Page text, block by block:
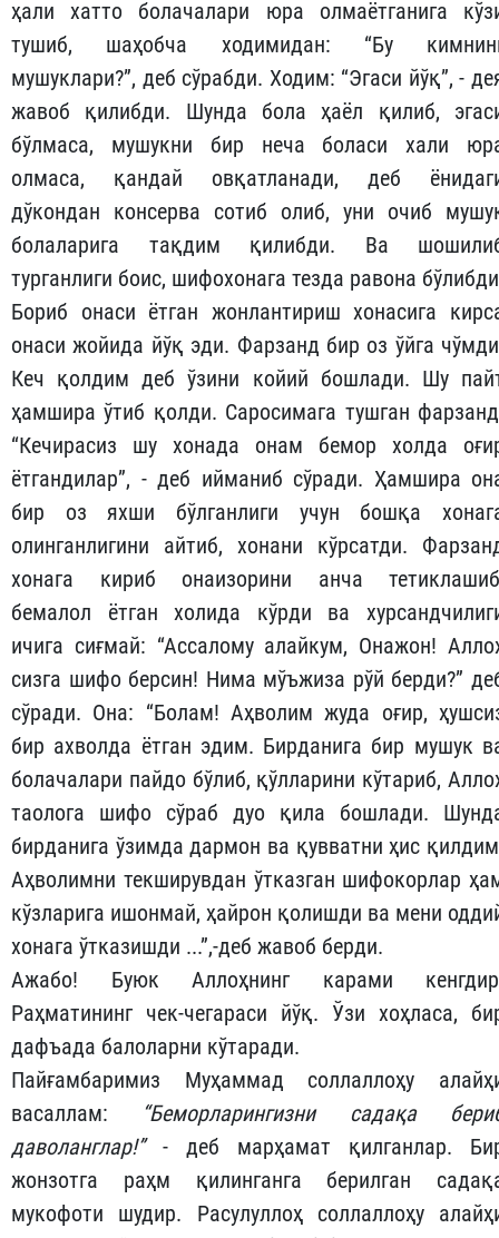
ҳали хатто болачалари юра олмаётганига
тушиб, шаҳобча ходимидан: “Бу
мушуклари?”, деб сўрабди. Ходим: “Эгаси йўқ”, -
жавоб қилибди. Шунда бола ҳаёл қилиб,
бўлмаса, мушукни бир неча боласи хали
олмаса, қандай овқатланади, деб
дўкондан консерва сотиб олиб, уни очиб
болаларига тақдим қилибди. Ва
турганлиги боис, шифохонага тезда равона
Бориб онаси ётган жонлантириш хонасига
онаси жойида йўқ эди. Фарзанд бир оз ўйга
Кеч қолдим деб ўзини койий бошлади. Шу
ҳамшира ўтиб қолди. Саросимага тушган
“Кечирасиз шу хонада онам бемор холда
ётгандилар”, - деб ийманиб сўради. Ҳамшира
бир оз яхши бўлганлиги учун бошқа
олинганлигини айтиб, хонани кўрсатди.
хонага кириб онаизорини анча
бемалол ётган холида кўрди ва
ичига сиғмай: “Ассалому алайкум, Онажон!
сизга шифо берсин! Нима мўъжиза рўй берди?”
сўради. Она: “Болам! Аҳволим жуда оғир,
бир ахволда ётган эдим. Бирданига бир мушук
болачалари пайдо бўлиб, қўлларини кўтариб,
таолога шифо сўраб дуо қила бошлади.
бирданига ўзимда дармон ва қувватни ҳис
Аҳволимни текширувдан ўтказган шифокорлар
кўзларига ишонмай, ҳайрон қолишди ва мени
хонага ўтказишди ...”,-деб жавоб берди.
Ажабо! Буюк Аллоҳнинг карами
Раҳматининг чек-чегараси йўқ. Ўзи хоҳласа,
дафъада балоларни кўтаради.
Пайғамбаримиз Муҳаммад соллаллоҳу
васаллам:
“Беморларингизни садақа
даволанглар!”- деб марҳамат қилганлар.
жонзотга раҳм қилинганга берилган
мукофоти шудир. Расулуллоҳ соллаллоҳу